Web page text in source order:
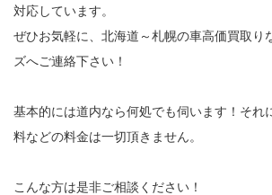
対応しています。
ぜひお気軽に、北海道～札幌の車高価買取り
ズへご連絡下さい！
基本的には道内なら何処でも伺います！それ
料などの料金は一切頂きません。
こんな方は是非ご相談ください！